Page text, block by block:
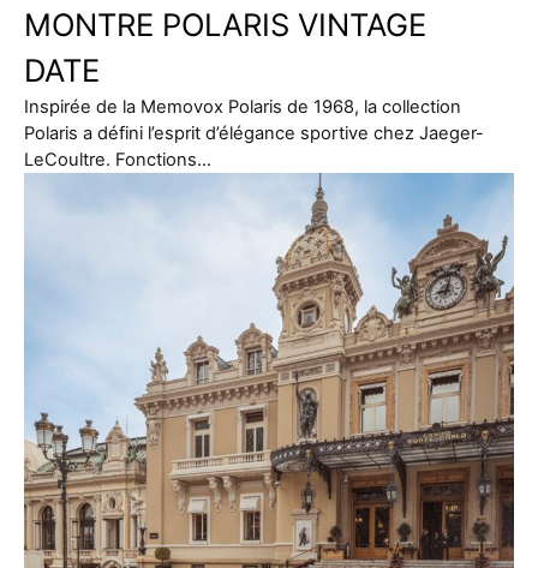
MONTRE POLARIS VINTAGE
DATE
Inspirée de la Memovox Polaris de 1968, la collection
Polaris a défini l’esprit d’élégance sportive chez Jaeger-
LeCoultre. Fonctions…